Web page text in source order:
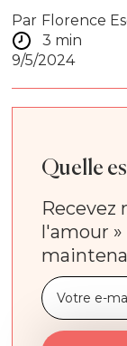
Par Florence
3 min
9/5/2024
Quelle
Recevez
l'amour